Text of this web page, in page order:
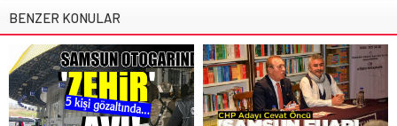
BENZER KONULAR